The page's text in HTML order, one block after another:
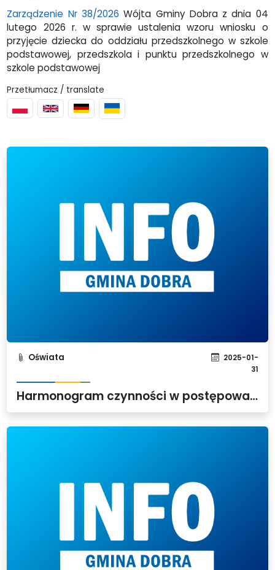
Zarządzenie Nr 38/2026 Wójta Gminy Dobra z dnia 04
lutego 2026 r. w sprawie ustalenia wzoru wniosku o
przyjęcie dziecka do oddziału przedszkolnego w szkole
podstawowej, przedszkola i punktu przedszkolnego w
szkole podstawowej
Przetłumacz / translate
Oświata
2025-01-
31
Harmonogram czynności w postępowaniu rekrutacyjnym i postępowaniu uzupełniającym w roku szkolnym 2025/2026 do klas pierwszych szkół podstawowych